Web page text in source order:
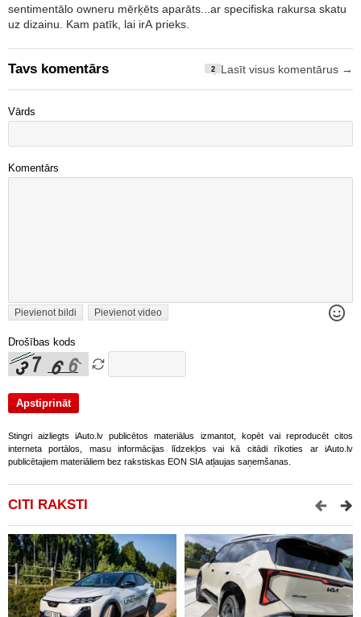
sentimentālo owneru mērķēts aparāts...ar specifiska rakursa skatu
uz dizainu. Kam patīk, lai irA prieks.
Tavs komentārs 2 Lasīt visus komentārus →
Vārds
Komentārs
Pievienot bildi Pievienot video
Drošības kods
Stingri aizliegts iAuto.lv publicētos materiālus izmantot, kopēt vai reproducēt citos
interneta portālos, masu informācijas līdzekļos vai kā citādi rīkoties ar iAuto.lv
publicētajiem materiāliem bez rakstiskas EON SIA atļaujas saņemšanas.
CITI RAKSTI